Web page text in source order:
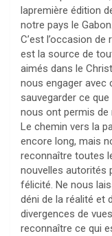
lapremière édition
notre pays le Gabon.
C’est l’occasion de
est la source de
aimés dans le
nous engager avec
sauvegarder ce
nous ont permis de
Le chemin vers la
encore long, mais
reconnaître toutes
nouvelles autorités
félicité. Ne nous
déni de la réalité et
divergences de
reconnaître ce qui